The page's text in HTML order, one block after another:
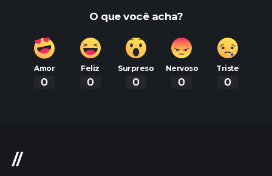
O que você acha?
Amor
0
Feliz
0
Surpreso
0
Nervoso
0
Triste
0
//